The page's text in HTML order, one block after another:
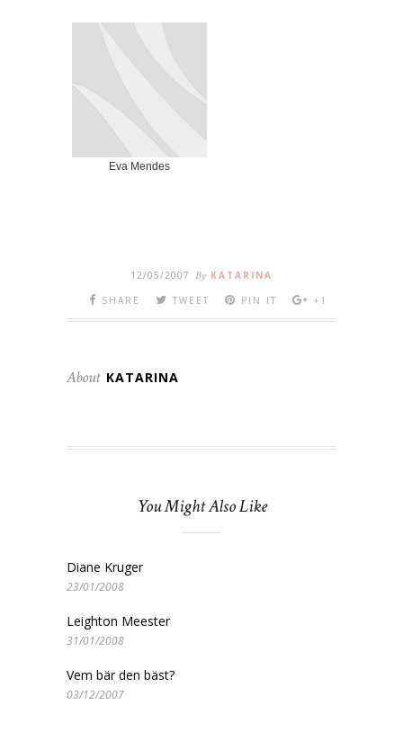
Eva Mendes
12/05/2007 By KATARINA
SHARE
TWEET PIN IT +1
About KATARINA
You Might Also Like
Diane Kruger
23/01/2008
Leighton Meester
31/01/2008
Vem bär den bäst?
03/12/2007